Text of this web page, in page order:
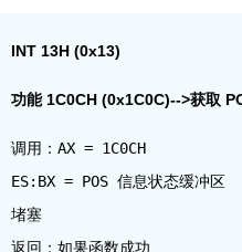
INT 13H (0x13)
功能 1C0CH (0x1C0C)-->获取
调用：AX = 1C0CH
ES:BX = POS 信息状态缓冲区
堵塞
返回：如果函数成功